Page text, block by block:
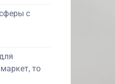
с
то